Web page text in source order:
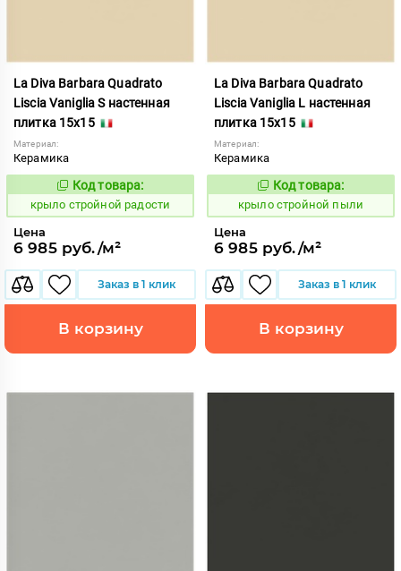
La Diva Barbara Quadrato
Liscia Vaniglia S настенная
плитка 15x15
Материал:
Керамика
839327
Код товара:
крыло стройной радости
Цена
6 985 руб./м²
Заказ в 1 клик
В корзину
La Diva Barbara Quadrato
Liscia Vaniglia L настенная
плитка 15x15
Материал:
Керамика
839326
Код товара:
крыло стройной пыли
Цена
6 985 руб./м²
Заказ в 1 клик
В корзину